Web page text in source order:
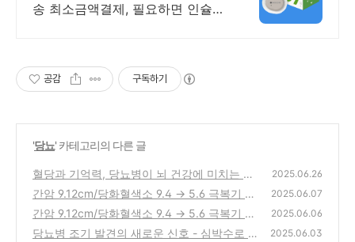
송 최소금액결제, 필요하면 인슐린
공감 구독하기
'당뇨' 카테고리의 다른 글
혈당과 기억력, 당뇨병이 뇌 건강에 미치는 영
향
(0)
2025.06.26
간암 9.12cm/당화혈색소 9.4 → 5.6 극복기 4
편(10개월 만에 당화혈색소 5.6% 달성 비법)
(0)
2025.06.07
간암 9.12cm/당화혈색소 9.4 → 5.6 극복기 1
편(생사의 기로에서 만난 간암, 그리고 희망)
2025.06.06
당뇨병 조기 발견의 새로운 신호 - 심박수로 건
2025.06.03